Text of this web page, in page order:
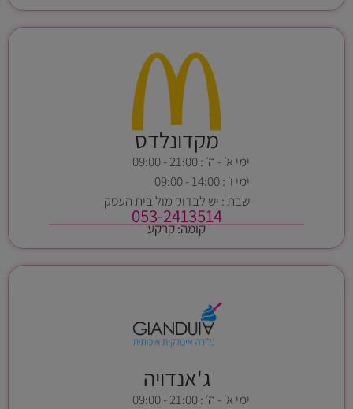
מקדונלדס
ימי א׳ - ה׳ : 21:00 - 09:00
ימי ו׳ : 14:00 - 09:00
שבת : יש לבדוק מול בית העסק
053-2413514
קומה: קרקע
ג'אנדויה
ימי א׳ - ה׳ : 21:00 - 09:00